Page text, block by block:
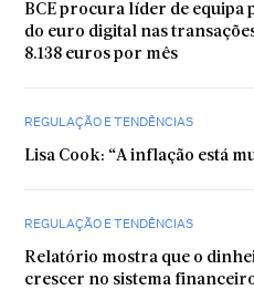
BCE procura líder de equipa
do euro digital nas
8.138 euros por mês
REGULAÇÃO E TENDÊNCIAS
Lisa Cook: “A inflação está
REGULAÇÃO E TENDÊNCIAS
Relatório mostra que o
crescer no sistema